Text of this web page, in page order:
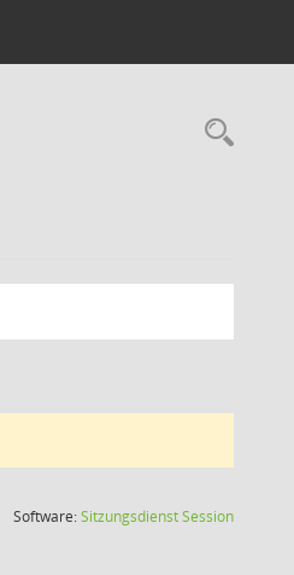
Software:SitzungsdienstSession(Wird in